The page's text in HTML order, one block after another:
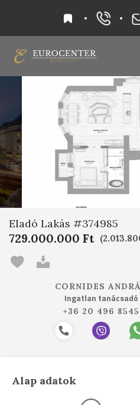
Eladó Lakás #374985
729.000.000 Ft
CORNIDES
Ingatlan tanácsadó
+36 20 496 8545
Alap adatok